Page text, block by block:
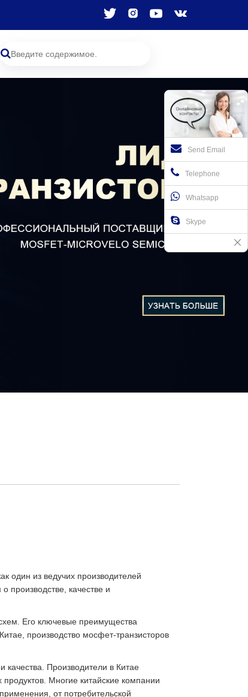
один из ведучих производителей
производстве, качестве и
Его ключевые преимущества
производство мосфет-транзисторов
качества. Производители в Китае
Многие китайские компании
от потребительской
Send Email
Telephone
Whatsapp
Skype